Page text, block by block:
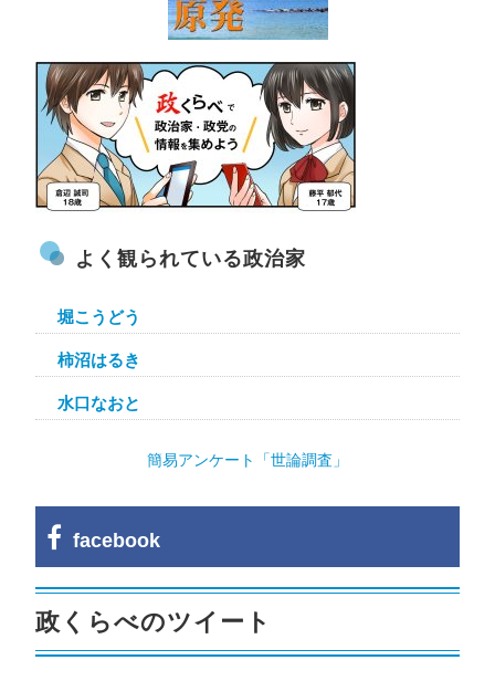
よく観られている政治家
堀こうどう
柿沼はるき
水口なおと
簡易アンケート「世論調査」
facebook
政くらべのツイート